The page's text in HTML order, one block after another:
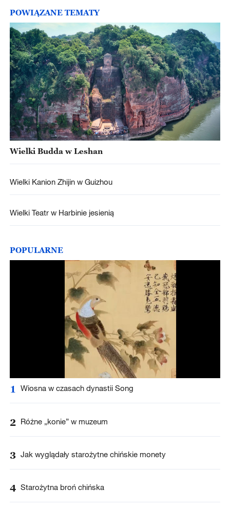
POWIĄZANE TEMATY
Wielki Budda w Leshan
Wielki Kanion Zhijin w Guizhou
Wielki Teatr w Harbinie jesienią
POPULARNE
1 Wiosna w czasach dynastii Song
2 Różne „konie” w muzeum
3 Jak wyglądały starożytne chińskie monety
4 Starożytna broń chińska